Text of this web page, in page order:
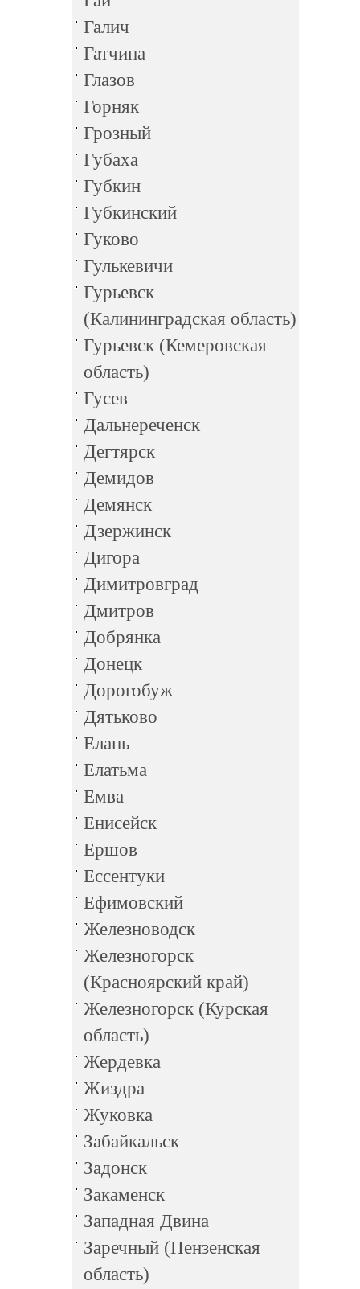
Галич
Гатчина
Глазов
Горняк
Грозный
Губаха
Губкин
Губкинский
Гуково
Гулькевичи
Гурьевск
(Калининградская область)
Гурьевск (Кемеровская
область)
Гусев
Дальнереченск
Дегтярск
Демидов
Демянск
Дзержинск
Дигора
Димитровград
Дмитров
Добрянка
Донецк
Дорогобуж
Дятьково
Елань
Елатьма
Емва
Енисейск
Ершов
Ессентуки
Ефимовский
Железноводск
Железногорск
(Красноярский край)
Железногорск (Курская
область)
Жердевка
Жиздра
Жуковка
Забайкальск
Задонск
Закаменск
Западная Двина
Заречный (Пензенская
область)